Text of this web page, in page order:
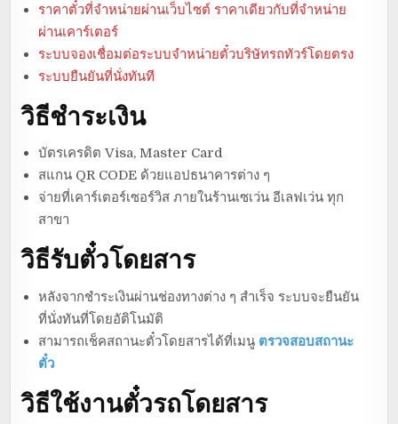
ราคาตั๋วที่จำหน่ายผ่านเว็บไซต์ ราคาเดียวกับที่จำหน่าย
ผ่านเคาร์เตอร์
ระบบจองเชื่อมต่อระบบจำหน่ายตั๋วบริษัทรถทัวร์โดยตรง
ระบบยืนยันที่นั่งทันที
วิธีชำระเงิน
บัตรเครดิต Visa, Master Card
สแกน QR CODE ด้วยแอปธนาคารต่าง ๆ
จ่ายที่เคาร์เตอร์เซอร์วิส ภายในร้านเซเว่น อีเลฟเว่น ทุก
สาขา
วิธีรับตั๋วโดยสาร
หลังจากชำระเงินผ่านช่องทางต่าง ๆ สำเร็จ ระบบจะยืนยัน
ที่นั่งทันที่โดยอัติโนมัติ
สามารถเช็คสถานะตั๋วโดยสารได้ที่เมนู ตรวจสอบสถานะ
ตั๋ว
วิธีใช้งานตั๋วรถโดยสาร